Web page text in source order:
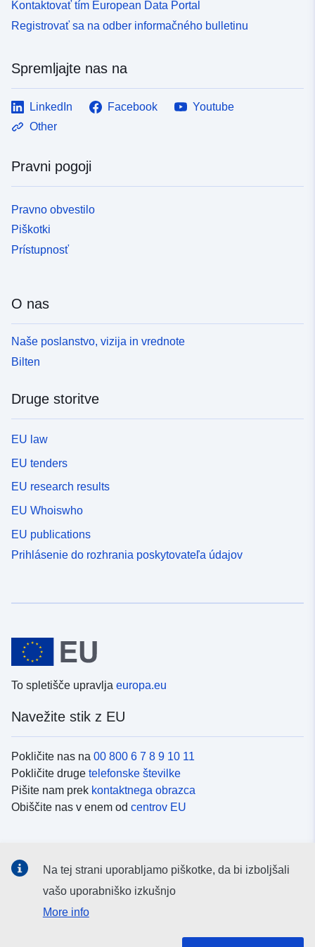
Kontaktovať tím European Data Portal
Registrovať sa na odber informačného bulletinu
Spremljajte nas na
LinkedIn Facebook
Youtube
Other
Pravni pogoji
Pravno obvestilo
Piškotki
Prístupnosť
O nas
Naše poslanstvo, vizija in vrednote
Bilten
Druge storitve
EU law
EU tenders
EU research results
EU Whoiswho
EU publications
Prihlásenie do rozhrania poskytovateľa údajov
To spletišče upravlja europa.eu
Navežite stik z EU
Pokličite nas na 00 800 6 7 8 9 10 11
Pokličite druge telefonske številke
Pišite nam prek kontaktnega obrazca
Obiščite nas v enem od centrov EU
Iskanje podružbenih medijih EU
Na tej strani uporabljamo piškotke, da bi izboljšali
vašo uporabniško izkušnjo
More info